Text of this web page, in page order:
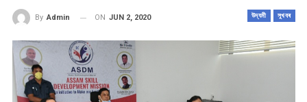
উদ্যমী সুখবৰ
By Admin ON JUN 2, 2020